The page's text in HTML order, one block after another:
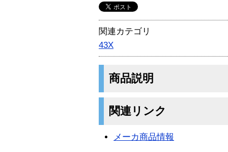
関連カテゴリ
43X
商品説明
関連リンク
メーカ商品情報